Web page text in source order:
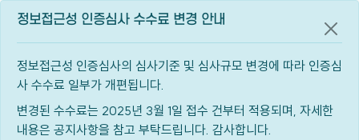
정보접근성 인증심사 수수료 변경 안내
정보접근성 인증심사의 심사기준 및 심사규모 변경에 따라 인증심
사 수수료 일부가 개편됩니다.
변경된 수수료는 2025년 3월 1일 접수 건부터 적용되며, 자세한
내용은 공지사항을 참고 부탁드립니다. 감사합니다.
공지